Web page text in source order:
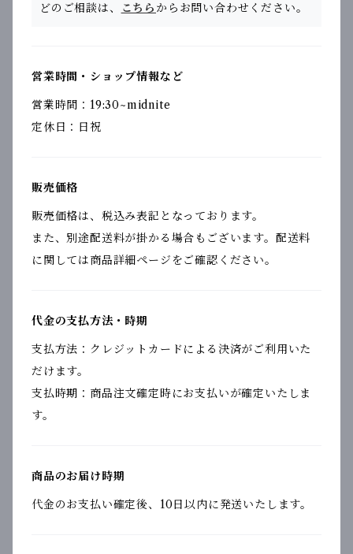
どのご相談は、
こちら からお問い合わせください。
営業時間・ショップ情報など
営業時間：19:30~midnite
定休日：日祝
販売価格
販売価格は、税込み表記となっております。
また、別途配送料が掛かる場合もございます。配送料
に関しては商品詳細ページをご確認ください。
代金の支払方法・時期
支払方法：クレジットカードによる決済がご利用いた
だけます。
支払時期：商品注文確定時にお支払いが確定いたしま
す。
商品のお届け時期
代金のお支払い確定後、10日以内に発送いたします。